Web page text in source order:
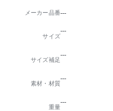
メーカー品番---
サイズ
---
サイズ補足
---
素材・材質
---
重量
---